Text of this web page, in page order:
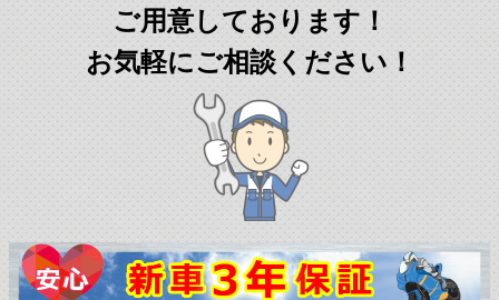
ご用意しております！
お気軽にご相談ください！